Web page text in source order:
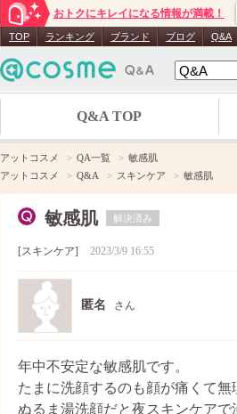
おトクにキレイになる情報が満載！
TOP ランキング ブランド ブログ Q&A
Q&A TOP
アットコスメ QA一覧
敏感肌
アットコスメ
Q&A スキンケア 敏感肌
敏感肌 解決済み
スキンケア 2023/3/9 16:55
匿名 さん
年中不安定な敏感肌です。
たまに洗顔するのも顔が痛くて無
ぬるま湯洗顔だと夜スキンケア